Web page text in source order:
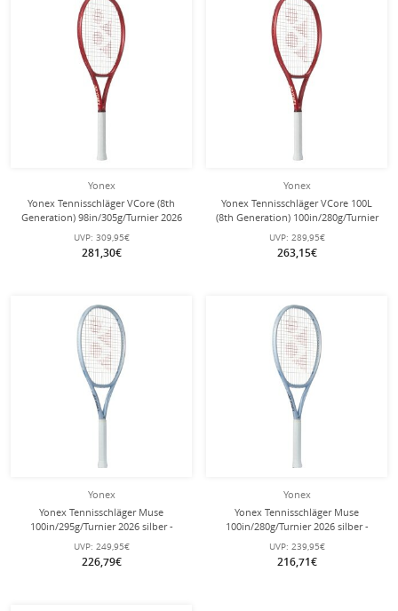
Yonex
Yonex Tennisschläger VCore (8th
Generation) 98in/305g/Turnier 2026
rot - unbesaitet -
UVP: 309,95€
281,30€
Yonex
Yonex Tennisschläger VCore 100L
(8th Generation) 100in/280g/Turnier
2026 rot - unbesaitet -
UVP: 289,95€
263,15€
Yonex
Yonex Tennisschläger Muse
100in/295g/Turnier 2026 silber -
unbesaitet -
UVP: 249,95€
226,79€
Yonex
Yonex Tennisschläger Muse
100in/280g/Turnier 2026 silber -
unbesaitet -
UVP: 239,95€
216,71€